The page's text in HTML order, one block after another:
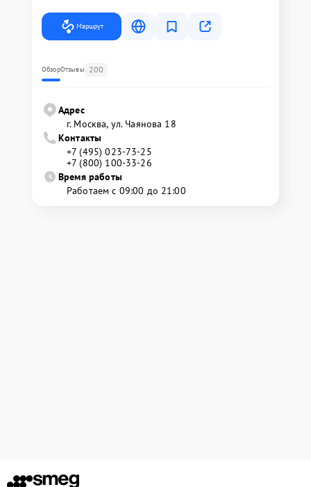
Маршрут
ОбзорОтзывы 200
Адрес
г. Москва, ул. Чаянова 18
Контакты
+7 (495) 023-73-25
+7 (800) 100-33-26
Время работы
Работаем с 09:00 до 21:00